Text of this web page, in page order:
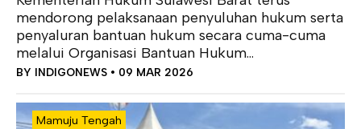
mendorong pelaksanaan penyuluhan hukum serta
penyaluran bantuan hukum secara cuma-cuma
melalui Organisasi Bantuan Hukum...
BY INDIGONEWS • 09 MAR 2026
Mamuju Tengah